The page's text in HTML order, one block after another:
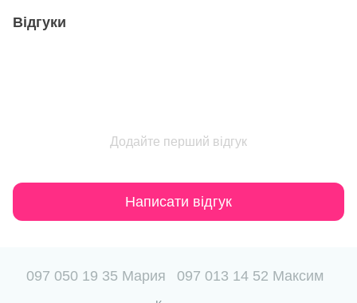
Відгуки
Додайте перший відгук
Написати відгук
097 050 19 35 Мария 097 013 14 52 Максим